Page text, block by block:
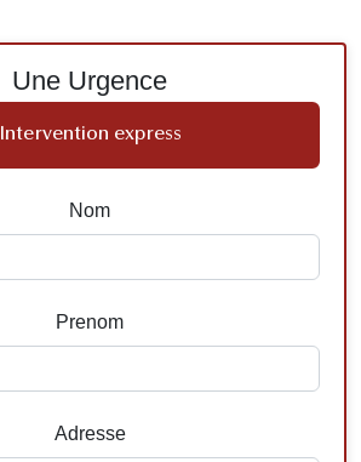
Une Urgence
Intervention express
Nom
Prenom
Adresse